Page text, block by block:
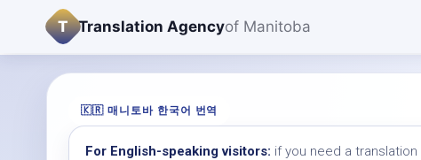
T Translation Agencyof Manitoba
🇰🇷 매니토바 한국어 번역
For English-speaking visitors: if you need a translation